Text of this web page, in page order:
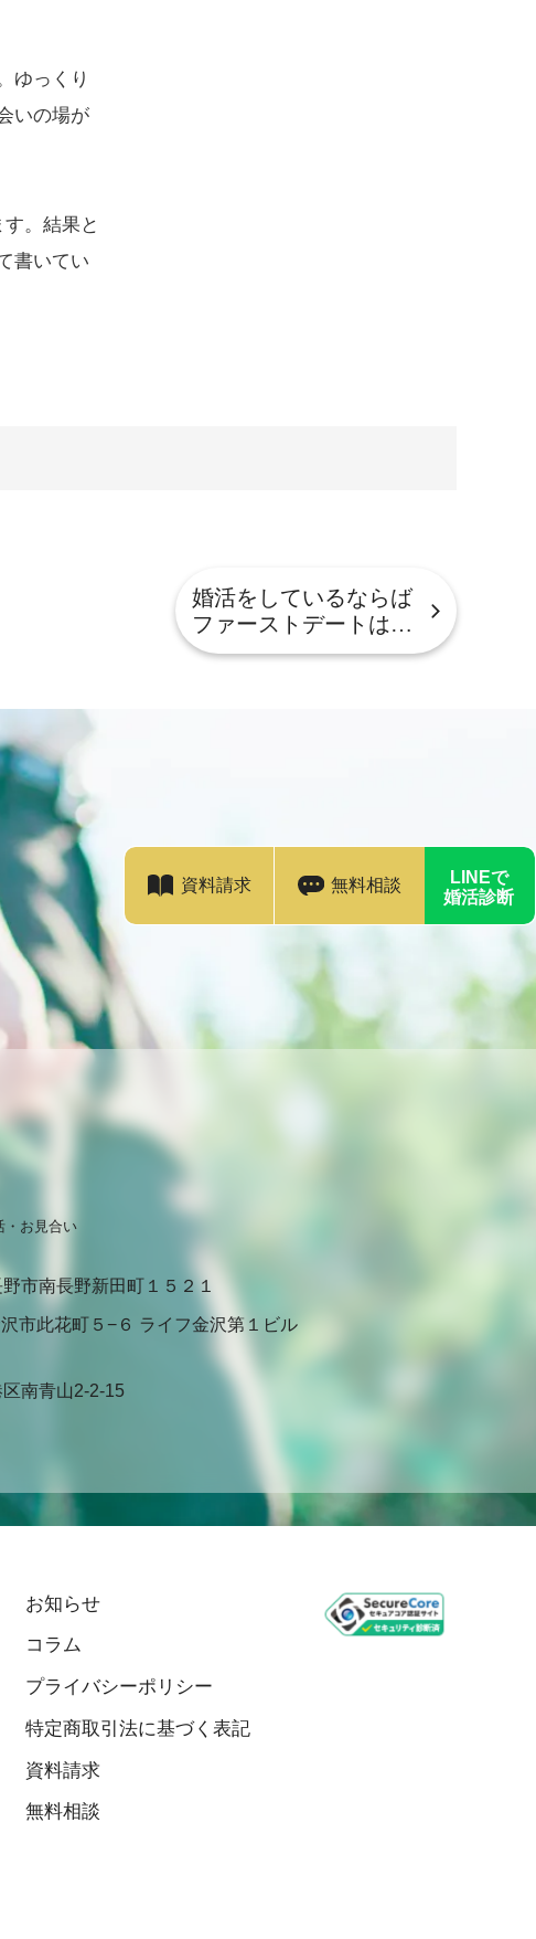
ゆっくり
いの場が
。結果と
書いてい
婚活をしているならば
ファーストデートは…
資料請求 無料相談
LINEで
婚活診断
・お見合い
市南長野新田町１５２１
市此花町５−６ ライフ金沢第１ビル
南青山2-2-15
お知らせ
コラム
プライバシーポリシー
特定商取引法に基づく表記
資料請求
無料相談